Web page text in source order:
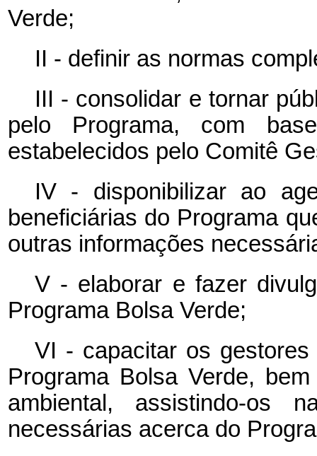
Verde;
II - definir as normas
III - consolidar e tornar
pelo Programa, com
estabelecidos pelo Comitê
IV - disponibilizar ao
beneficiárias do Programa
outras informações
V - elaborar e fazer
Programa Bolsa Verde;
VI - capacitar os
Programa Bolsa Verde,
ambiental, assistindo-os
necessárias acerca do